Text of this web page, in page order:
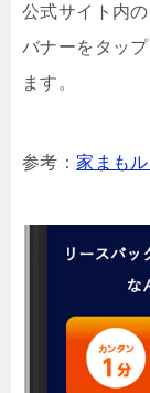
公式サイト内
バナーをタッ
ます。
参考：家まも